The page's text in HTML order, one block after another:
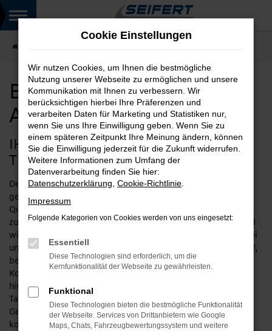
Zum
Hauptinhalt
springen
BMW kaufen bei Seifert
Automobile GmbH
IHR NEUER BMW – AUTOKAUF BEIM
TRADITIONSUNTERNEHMEN
Der Hersteller BMW und Seifert Automobile haben vieles
gemeinsam. Unser Unternehmen setzt auf Tradition und
Qualität und lässt sich in seinen Wurzeln bis ins Jahr 1932
zurückverfolgen. Als Anbieter von Fahrzeugen von BMW sind
wir ein Familienbetrieb mit hoher regionaler Verankerung. Bei
uns finden Sie die gesamte Bandbreite an interessanten PKW,
beginnend bei Kleinstwagen über Kleinwagen- und
Kompaktklasse bis hin zu Mittelklasse oder SUV. Darüber
hinaus versorgen wir Sie sowohl mit einer günstigen
Tageszulassung als auch mit Jahreswagen und klassischen
Gebrauchtfahrzeugen von BMW. Eine umfangreiche und
kompetente Beratung versteht sich dabei von selbst.
Cookie Einstellungen
Wir nutzen Cookies, um Ihnen die bestmögliche
Nutzung unserer Webseite zu ermöglichen und unsere
Kommunikation mit Ihnen zu verbessern. Wir
berücksichtigen hierbei Ihre Präferenzen und
verarbeiten Daten für Marketing und Statistiken nur,
wenn Sie uns Ihre Einwilligung geben. Wenn Sie zu
einem späteren Zeitpunkt Ihre Meinung ändern, können
Sie die Einwilligung jederzeit für die Zukunft widerrufen.
Weitere Informationen zum Umfang der
Datenverarbeitung finden Sie hier:
Datenschutzerklärung Cookie-Richtlinie
Impressum
Folgende Kategorien von Cookies werden von uns eingesetzt:
Essentiell
Diese Technologien sind erforderlich, um die
Kernfunktionalität der Webseite zu gewährleisten.
Funktional
Diese Technologien bieten die bestmögliche Funktionalität
der Webseite. Services von Drittanbietern wie Google
Maps, Chats, Fahrzeugbewertungssystem und weitere